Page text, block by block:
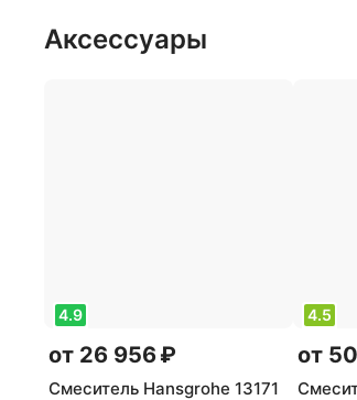
Аксессуары
4.9
от 26 956 ₽
Смеситель Hansgrohe 13171
4.5
от